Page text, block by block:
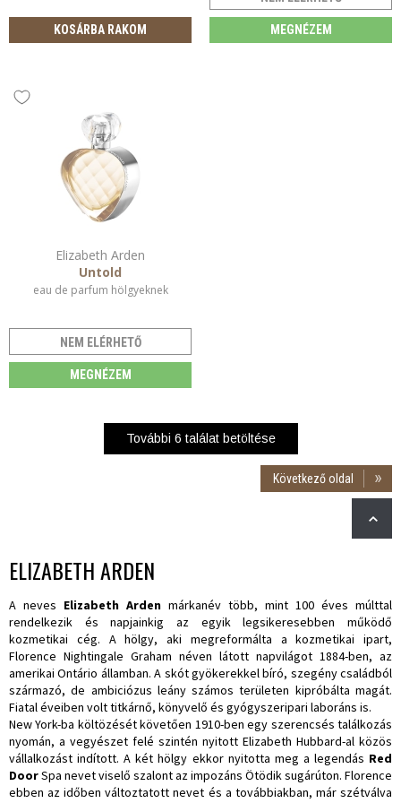
KOSÁRBA RAKOM MEGNÉZEM
Elizabeth Arden
Untold
eau de parfum hölgyeknek
NEM ELÉRHETŐ
MEGNÉZEM
További 6 találat betöltése
Következő oldal
ELIZABETH ARDEN
A neves Elizabeth Arden márkanév több, mint 100 éves múlttal
rendelkezik és napjainkig az egyik legsikeresebben működő
kozmetikai cég. A hölgy, aki megreformálta a kozmetikai ipart,
Florence Nightingale Graham néven látott napvilágot 1884-ben, az
amerikai Ontário államban. A skót gyökerekkel bíró, szegény családból
származó, de ambiciózus leány számos területen kipróbálta magát.
Fiatal éveiben volt titkárnő, könyvelő és gyógyszeripari laboráns is.
New York-ba költözését követően 1910-ben egy szerencsés találkozás
nyomán, a vegyészet felé szintén nyitott Elizabeth Hubbard-al közös
vállalkozást indított. A két hölgy ekkor nyitotta meg a legendás Red
DoorSpa nevet viselő szalont az impozáns Ötödik sugárúton. Florence
ebben az időben változtatott nevet és a továbbiakban, már szétválva